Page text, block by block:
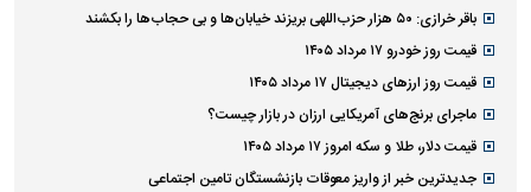
باقر خرازی: ۵۰ هزار حزب‌اللهی بریزند خیابان‌ها و بی حجاب‌ها را بکشند
قیمت روز خودرو ۱۷ مرداد ۱۴۰۵
قیمت روز ارز‌های دیجیتال ۱۷ مرداد ۱۴۰۵
ماجرای برنج‌های آمریکایی ارزان در بازار چیست؟
قیمت دلار، طلا و سکه امروز ۱۷ مرداد ۱۴۰۵
جدیدترین خبر از واریز معوقات بازنشستگان تامین اجتماعی